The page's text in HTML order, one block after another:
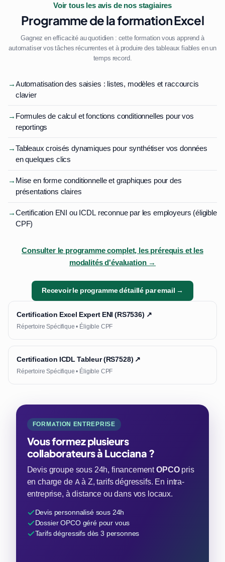
Voir tous les avis de nos stagiaires
Programme de la formation Excel
Gagnez en efficacité au quotidien : cette formation vous apprend à
automatiser vos tâches récurrentes et à produire des tableaux fiables en un
temps record.
→Automatisation des saisies : listes, modèles et raccourcis
clavier
→ Formules de calcul et fonctions conditionnelles pour vos
reportings
→Tableaux croisés dynamiques pour synthétiser vos données
en quelques clics
→ Mise en forme conditionnelle et graphiques pour des
présentations claires
→Certification ENI ou ICDL reconnue par les employeurs (éligible
CPF)
Consulter le programme complet, les prérequis et les
modalités d'évaluation →
Recevoir le programme détaillé par email →
Certification Excel Expert ENI (RS7536) ↗
Répertoire Spécifique • Éligible CPF
Certification ICDL Tableur (RS7528) ↗
Répertoire Spécifique • Éligible CPF
FORMATION ENTREPRISE
Vous formez plusieurs
collaborateurs à Lucciana ?
Devis groupe sous 24h, financementOPCOpris
en charge de A à Z, tarifs dégressifs. En intra-
entreprise, à distance ou dans vos locaux.
Devis personnalisé sous 24h
Dossier OPCO géré pour vous
Tarifs dégressifs dès 3 personnes